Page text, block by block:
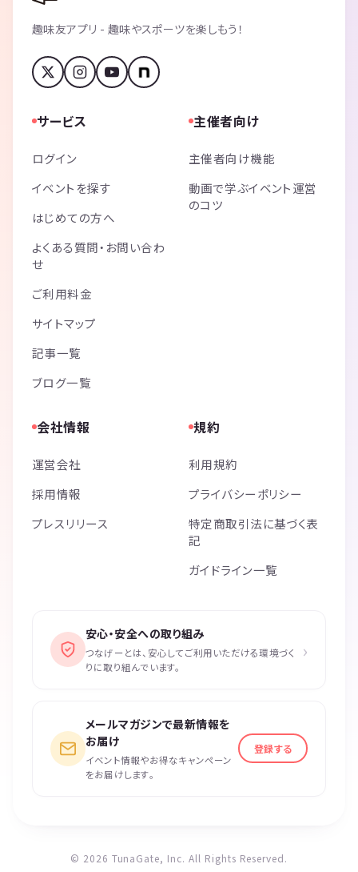
趣味友アプリ - 趣味やスポーツを楽しもう！
サービス
ログイン
イベントを探す
はじめての方へ
よくある質問・お問い合わ
せ
ご利用料金
サイトマップ
記事一覧
ブログ一覧
主催者向け
主催者向け機能
動画で学ぶイベント運営
のコツ
会社情報
運営会社
採用情報
プレスリリース
規約
利用規約
プライバシーポリシー
特定商取引法に基づく表
記
ガイドライン一覧
安心・安全への取り組み
つなげーとは、安心してご利用いただける環境づく
りに取り組んでいます。
›
メールマガジンで最新情報を
お届け
イベント情報やお得なキャンペーン
をお届けします。
登録する
© 2026 TunaGate, Inc. All Rights Reserved.